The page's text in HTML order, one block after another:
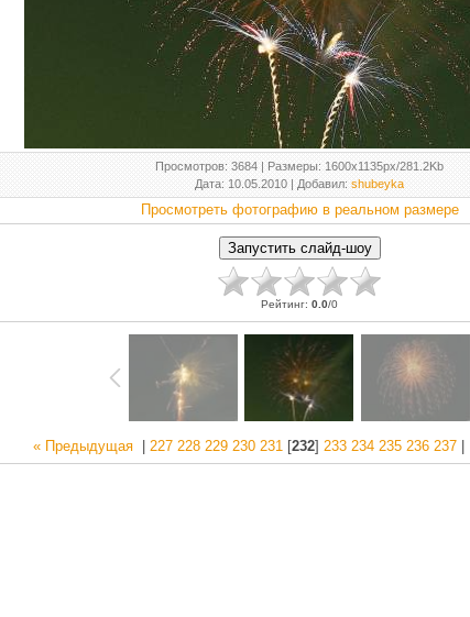
Просмотров: 3684 | Размеры: 1600x1135px/281.2Kb
Дата: 10.05.2010 | Добавил: shubeyka
Просмотреть фотографию в реальном размере
Рейтинг: 0.0/0
« Предыдущая| 227 228 229 230 231[232] 233 234 235 236 237|